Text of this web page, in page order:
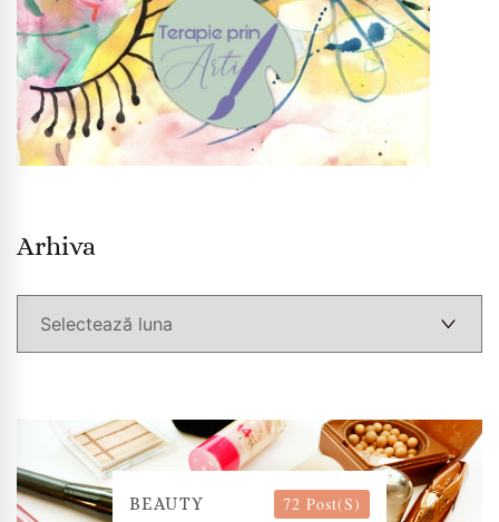
Arhiva
BEAUTY 72 Post(s)